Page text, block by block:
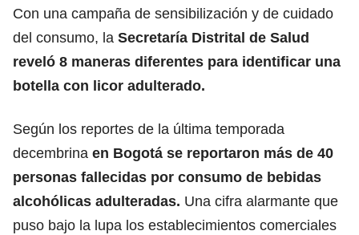
Con una campaña de sensibilización y de cuidado
del consumo, la Secretaría Distrital de Salud
reveló 8 maneras diferentes para identificar una
botella con licor adulterado.
Según los reportes de la última temporada
decembrina en Bogotá se reportaron más de 40
personas fallecidas por consumo de bebidas
alcohólicas adulteradas. Una cifra alarmante que
puso bajo la lupa los establecimientos comerciales